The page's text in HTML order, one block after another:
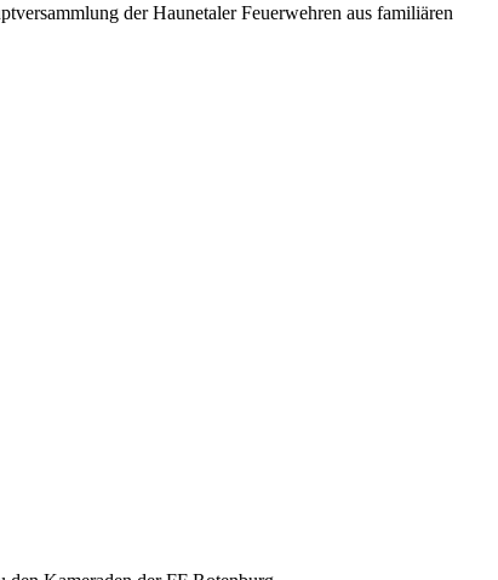
der Haunetaler Feuerwehren aus familiären